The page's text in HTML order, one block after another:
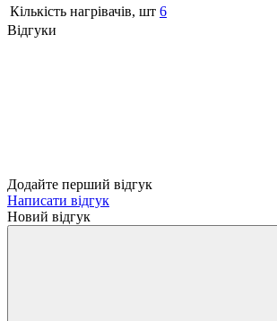
Кількість нагрівачів, шт 6
Відгуки
Додайте перший відгук
Написати відгук
Новий відгук